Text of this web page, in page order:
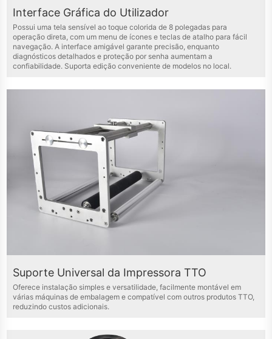
Interface Gráfica do Utilizador
Possui uma tela sensível ao toque colorida de 8 polegadas para
operação direta, com um menu de ícones e teclas de atalho para fácil
navegação. A interface amigável garante precisão, enquanto
diagnósticos detalhados e proteção por senha aumentam a
confiabilidade. Suporta edição conveniente de modelos no local.
Suporte Universal da Impressora TTO
Oferece instalação simples e versatilidade, facilmente montável em
várias máquinas de embalagem e compatível com outros produtos TTO,
reduzindo custos adicionais.